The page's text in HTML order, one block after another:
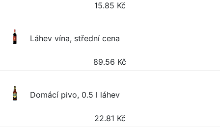
15.85 Kč
Láhev vína, střední cena
89.56 Kč
Domácí pivo, 0.5 l láhev
22.81 Kč